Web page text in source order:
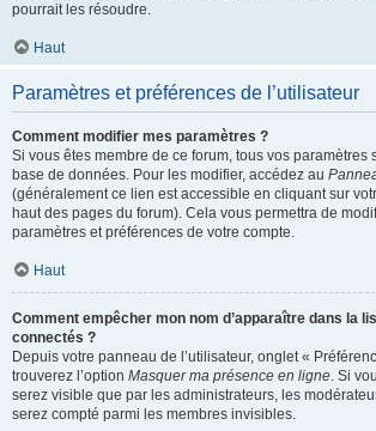
pourrait les résoudre.
Haut
Paramètres et préférences de l’utilisateur
Comment modifier mes paramètres ?
Si vous êtes membre de ce forum, tous vos paramètres
base de données. Pour les modifier, accédez au
(généralement ce lien est accessible en cliquant sur
haut des pages du forum). Cela vous permettra de
paramètres et préférences de votre compte.
Haut
Comment empêcher mon nom d’apparaître dans la
connectés ?
Depuis votre panneau de l’utilisateur, onglet «
trouverez l’option Masquer ma présence en ligne. Si
serez visible que par les administrateurs, les
serez compté parmi les membres invisibles.